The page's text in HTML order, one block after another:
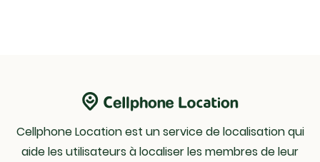
Cellphone Location est un service de localisation qui
aide les utilisateurs à localiser les membres de leur